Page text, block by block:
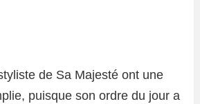
de Sa Majesté ont une
puisque son ordre du jour a